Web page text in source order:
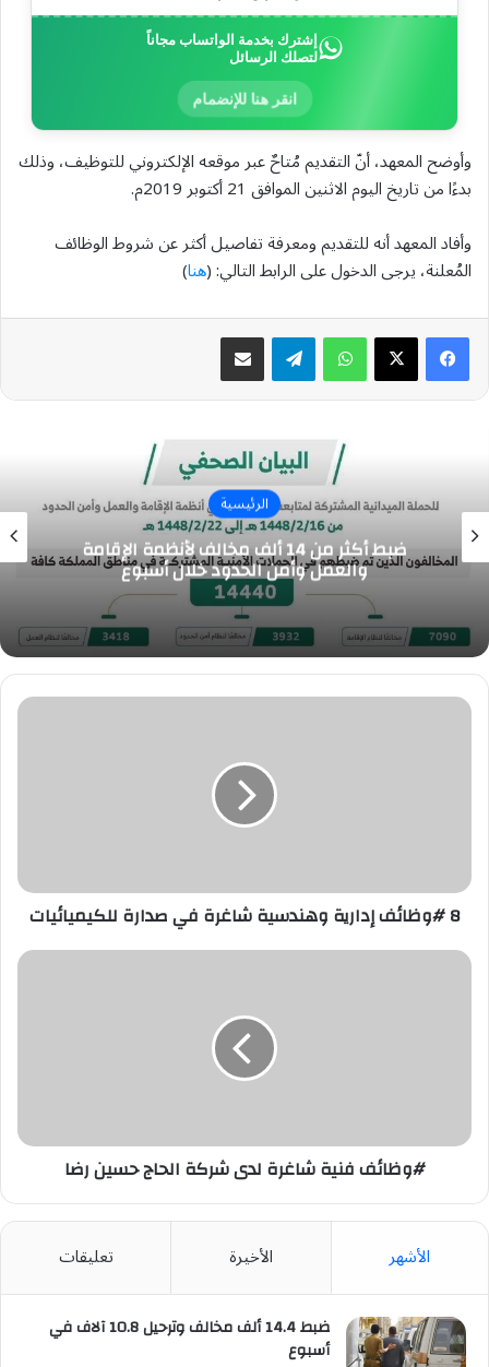
إشترك بخدمة الواتساب مجاناً
لتصلك الرسائل
انقر هنا للإنضمام
وأوضح المعهد، أنّ التقديم مُتاحٌ عبر موقعه الإلكتروني للتوظيف، وذلك
بدءًا من تاريخ اليوم الاثنين الموافق 21 أكتوبر 2019م.
وأفاد المعهد أنه للتقديم ومعرفة تفاصيل أكثر عن شروط الوظائف
المُعلنة، يرجى الدخول على الرابط التالي: (هنا)
واتسابتيلقرام مشاركة عبر البريد
الرئيسية
ضبط أكثر من 14 ألف مخالف لأنظمة الإقامة
والعمل وأمن الحدود خلال أسبوع
8
8 #وظائف إدارية وهندسية شاغرة في صدارة للكيميائيات
#وظائف
#وظائف فنية شاغرة لدى شركة الحاج حسين رضا
الأشهر الأخيرة تعليقات
ضبط 14.4 ألف مخالف وترحيل 10.8 آلاف في
أسبوع